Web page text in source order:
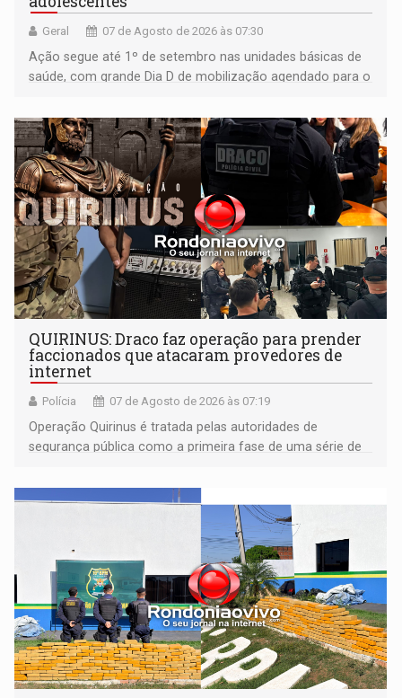
Geral 07 de Agosto de 2026 às 07:30
Ação segue até 1º de setembro nas unidades básicas de
saúde, com grande Dia D de mobilização agendado para o
QUIRINUS: Draco faz operação para prender
faccionados que atacaram provedores de
internet
Polícia 07 de Agosto de 2026 às 07:19
Operação Quirinus é tratada pelas autoridades de
segurança pública como a primeira fase de uma série de